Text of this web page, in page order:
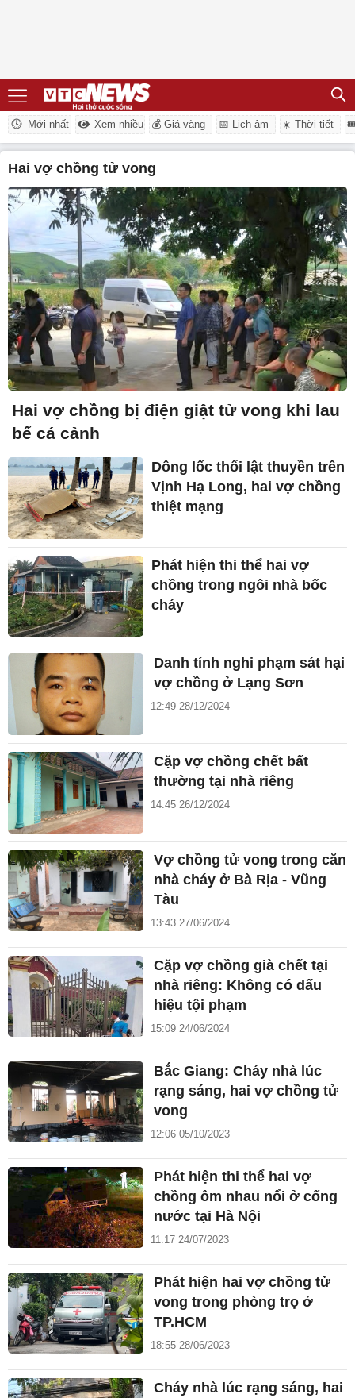
Mới nhất Xem nhiều 💰 Giá vàng 📅 Lịch âm ☀️ Thời tiết
hai vợ chồng tử vong
Hai vợ chồng bị điện giật tử vong khi lau
bể cá cảnh
Dông lốc thổi lật thuyền trên
Vịnh Hạ Long, hai vợ chồng
thiệt mạng
Phát hiện thi thể hai vợ
chồng trong ngôi nhà bốc
cháy
Danh tính nghi phạm sát hại
vợ chồng ở Lạng Sơn
12:49 28/12/2024
Cặp vợ chồng chết bất
thường tại nhà riêng
14:45 26/12/2024
Vợ chồng tử vong trong căn
nhà cháy ở Bà Rịa - Vũng
Tàu
13:43 27/06/2024
Cặp vợ chồng già chết tại
nhà riêng: Không có dấu
hiệu tội phạm
15:09 24/06/2024
Bắc Giang: Cháy nhà lúc
rạng sáng, hai vợ chồng tử
vong
12:06 05/10/2023
Phát hiện thi thể hai vợ
chồng ôm nhau nổi ở cống
nước tại Hà Nội
11:17 24/07/2023
Phát hiện hai vợ chồng tử
vong trong phòng trọ ở
TP.HCM
18:55 28/06/2023
Cháy nhà lúc rạng sáng, hai